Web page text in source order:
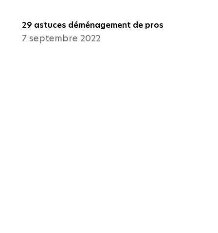
29 astuces déménagement de pros
7 septembre 2022